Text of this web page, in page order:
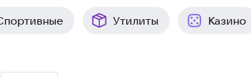
Утилиты Казино